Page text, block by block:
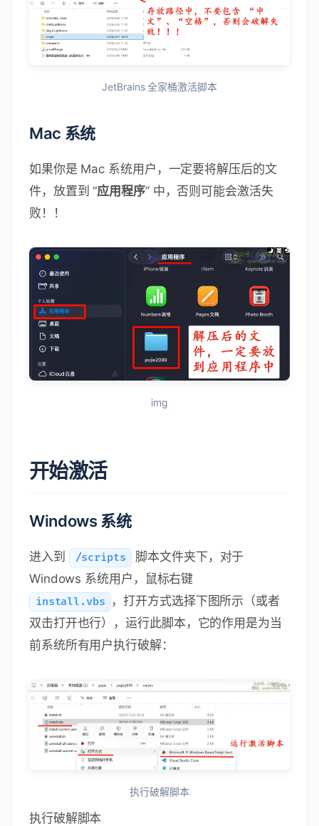
JetBrains 全家桶激活脚本
Mac 系统
如果你是 Mac 系统用户，一定要将解压后的文
件，放置到 “应用程序” 中，否则可能会激活失
败！！
img
开始激活
Windows 系统
进入到 /scripts
脚本文件夹下，对于
Windows 系统用户，鼠标右键
install.vbs
，打开方式选择下图所示（或者
双击打开也行），运行此脚本，它的作用是为当
前系统所有用户执行破解：
执行破解脚本
执行破解脚本